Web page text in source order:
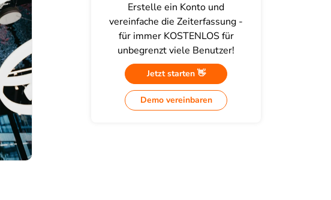
Erstelle ein Konto und
vereinfache die Zeiterfassung -
für immer KOSTENLOS für
unbegrenzt viele Benutzer!
Jetzt starten 👋
Demo vereinbaren